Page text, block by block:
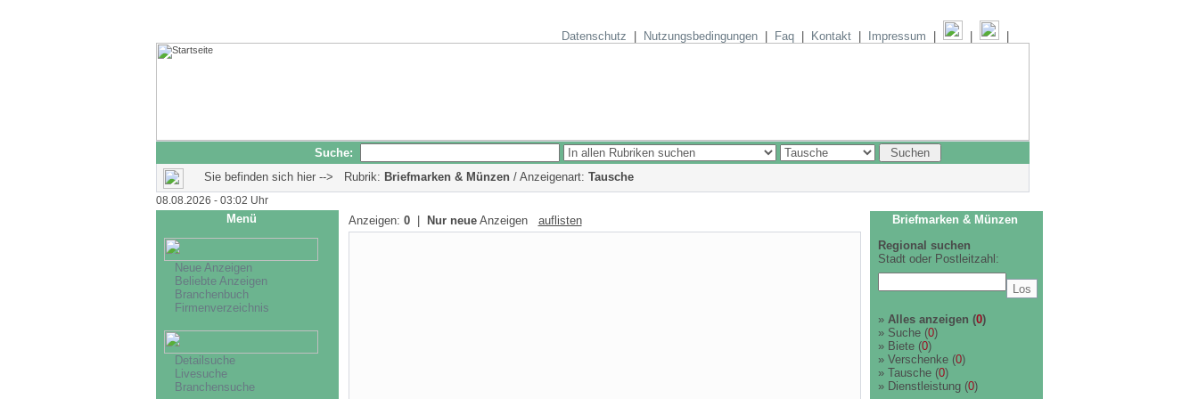
Datenschutz Nutzungsbedingungen| Faq| Kontakt| Impressum
Suche:
Sie befinden sich hier --> Rubrik: Briefmarken & Münzen/ Anzeigenart: Tausche
08.08.2026 - 03:02 Uhr
Menü
Neue Anzeigen
Beliebte Anzeigen
Branchenbuch
Firmenverzeichnis
Detailsuche
Livesuche
Branchensuche
Anzeigen: 0| Nur neueAnzeigen auflisten
Briefmarken & Münzen
Regional suchen
Stadt oder Postleitzahl:
» Alles anzeigen (0)
»Suche(0)
»Biete(0)
»Verschenke(0)
»Tausche(0)
»Dienstleistung(0)